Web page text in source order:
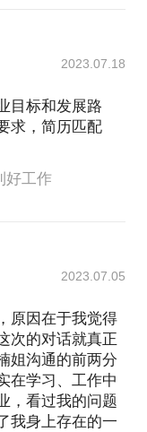
2023.07.18
目标和发展路
求，简历匹配
好工作
2023.07.05
原因在于我觉得
次的对话就真正
姐沟通的前两分
在学习、工作中
，看过我的问题
我身上存在的一